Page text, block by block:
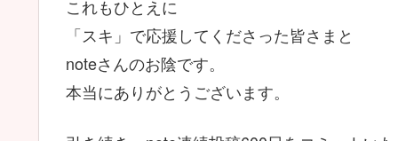
これもひとえに
「スキ」で応援してくださった皆さまと
noteさんのお陰です。
本当にありがとうございます。